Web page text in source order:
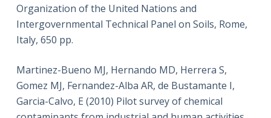
Organization of the United Nations and
Intergovernmental Technical Panel on Soils, Rome,
Italy, 650 pp.
Martinez-Bueno MJ, Hernando MD, Herrera S,
Gomez MJ, Fernandez-Alba AR, de Bustamante I,
Garcia-Calvo, E (2010) Pilot survey of chemical